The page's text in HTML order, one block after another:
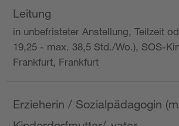
Leitung
in unbefristeter Anstellung, Teilzeit
19,25 - max. 38,5 Std./Wo.), SOS-
Frankfurt, Frankfurt
Erzieherin / Sozialpädagogin